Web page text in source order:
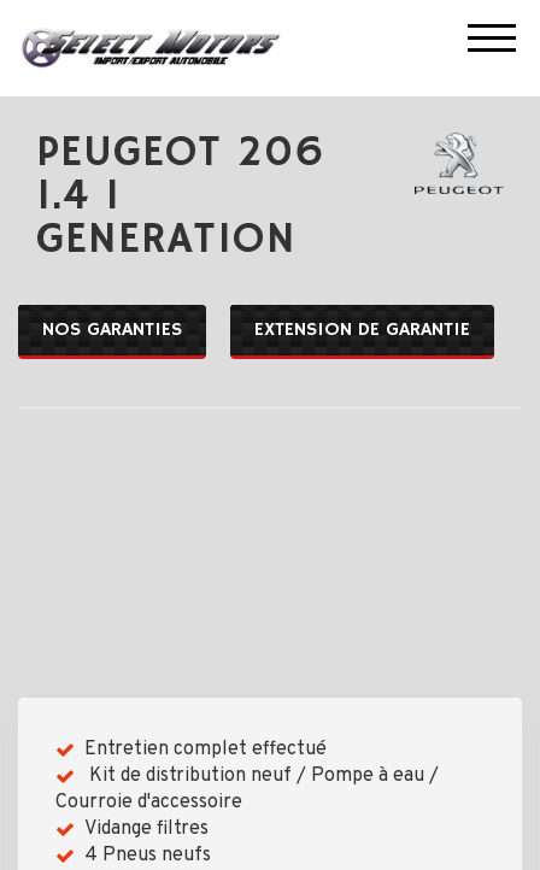
ACCUEIL
NOS OCCASIONS
PEUGEOT 206 1.4 I GENERATION
PEUGEOT 206
1.4 I
GENERATION
NOS GARANTIES EXTENSION DE GARANTIE
Entretien complet effectué
Kit de distribution neuf / Pompe à eau /
Courroie d'accessoire
Vidange filtres
4 Pneus neufs